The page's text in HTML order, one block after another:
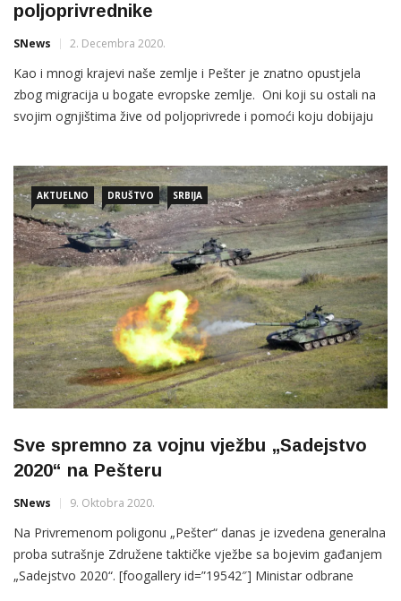
poljoprivrednike
SNews 2. Decembra 2020.
Kao i mnogi krajevi naše zemlje i Pešter je znatno opustjela
zbog migracija u bogate evropske zemlje. Oni koji su ostali na
svojim ognjištima žive od poljoprivrede i pomoći koju dobijaju
za poljoprivrednike veoma teška. Uprkos […]
AKTUELNO DRUŠTVO SRBIJA
Sve spremno za vojnu vježbu „Sadejstvo
2020“ na Pešteru
SNews 9. Oktobra 2020.
Na Privremenom poligonu „Pešter“ danas je izvedena generalna
proba sutrašnje Združene taktičke vježbe sa bojevim gađanjem
„Sadejstvo 2020“. [foogallery id=”19542″] Ministar odbrane